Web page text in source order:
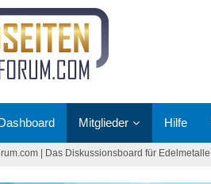
Mitglieder Hilfe
| Das Diskussionsboard für